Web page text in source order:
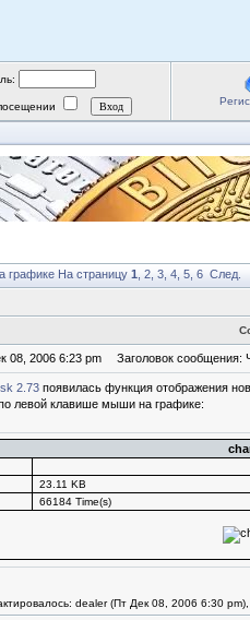
графике На страницу 1 2 3 4 5 6 След.
08, 2006 6:23 pm Заголовок сообщения:
2.73 появилась функция отображения
левой клавише мыши на графике:
23.11 KB
66184 Time(s)
dealer (Пт Дек 08, 2006 6:30 pm),